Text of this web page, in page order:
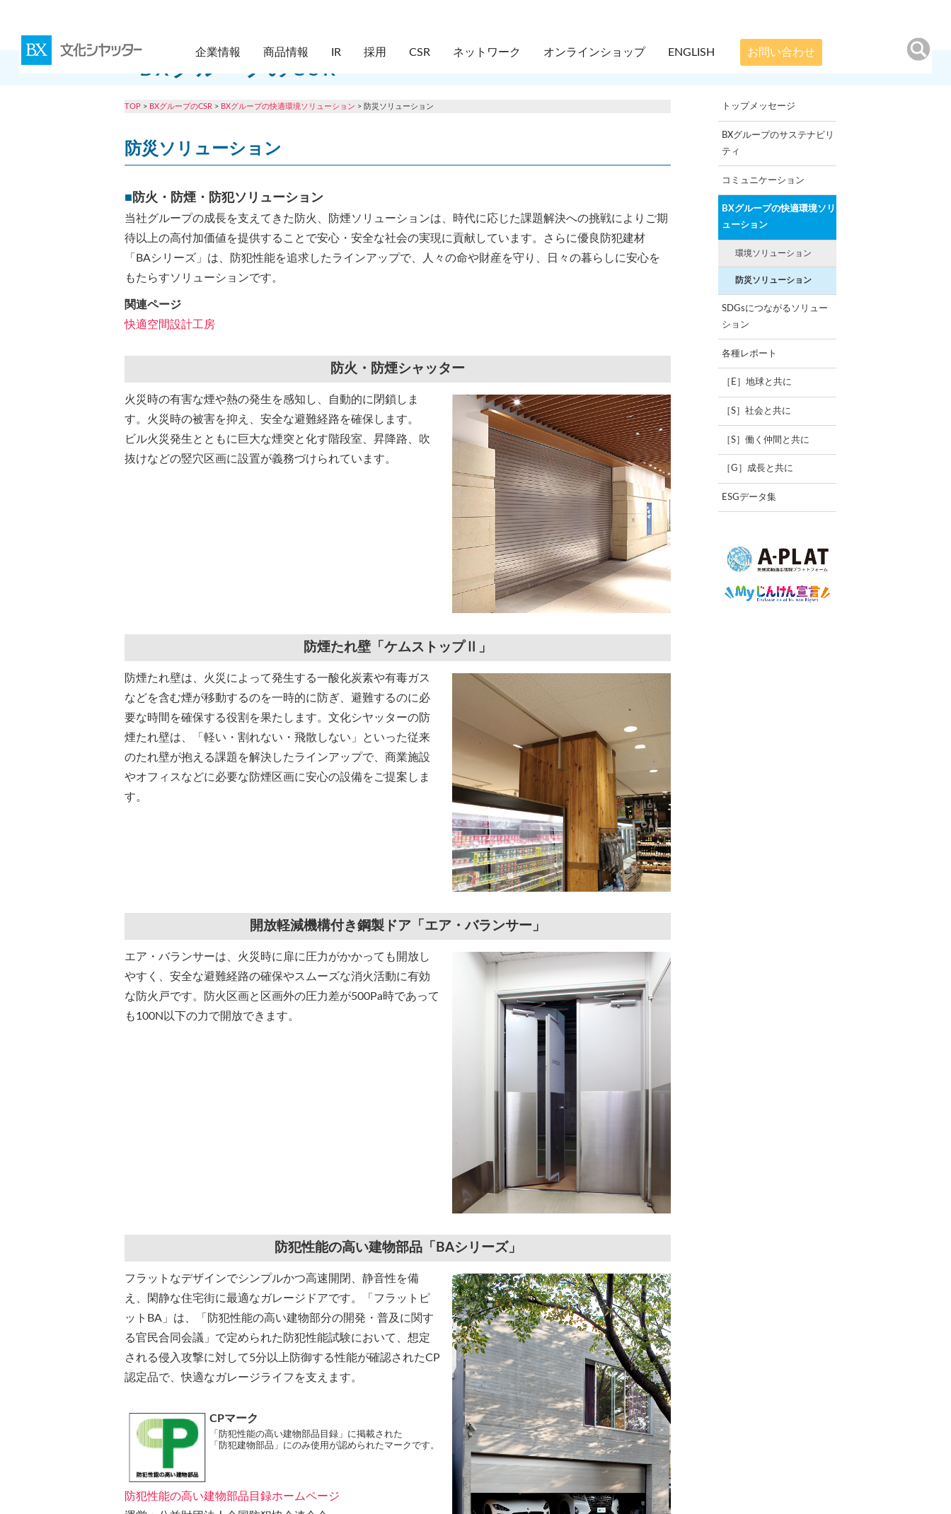
企業情報 商品情報 IR 採用 CSR ネットワーク オンラインショップ ENGLISH お問い合わせ
BXグループのCSR
TOP > BXグループのCSR > BXグループの快適環境ソリューション > 防災ソリューション
防災ソリューション
■ 防火・防煙・防犯ソリューション
当社グループの成長を支えてきた防火、防煙ソリューションは、時代に応じた課題解決への挑戦によりご期
待以上の高付加価値を提供することで安心・安全な社会の実現に貢献しています。さらに優良防犯建材
「BAシリーズ」は、防犯性能を追求したラインアップで、人々の命や財産を守り、日々の暮らしに安心を
もたらすソリューションです。
関連ページ
快適空間設計⼯房
防火・防煙シャッター
火災時の有害な煙や熱の発生を感知し、自動的に閉鎖しま
す。火災時の被害を抑え、安全な避難経路を確保します。
ビル火災発生とともに巨大な煙突と化す階段室、昇降路、吹
抜けなどの竪穴区画に設置が義務づけられています。
防煙たれ壁「ケムストップⅡ」
防煙たれ壁は、火災によって発生する一酸化炭素や有毒ガス
などを含む煙が移動するのを一時的に防ぎ、避難するのに必
要な時間を確保する役割を果たします。文化シヤッターの防
煙たれ壁は、「軽い・割れない・飛散しない」といった従来
のたれ壁が抱える課題を解決したラインアップで、商業施設
やオフィスなどに必要な防煙区画に安心の設備をご提案しま
す。
開放軽減機構付き鋼製ドア「エア・バランサー」
エア・バランサーは、火災時に扉に圧力がかかっても開放し
やすく、安全な避難経路の確保やスムーズな消火活動に有効
な防火戸です。防火区画と区画外の圧力差が500Pa時であって
も100N以下の力で開放できます。
防犯性能の高い建物部品「BAシリーズ」
フラットなデザインでシンプルかつ高速開閉、静音性を備
え、閑静な住宅街に最適なガレージドアです。「フラットピ
ットBA」は、「防犯性能の高い建物部分の開発・普及に関す
る官民合同会議」で定められた防犯性能試験において、想定
される侵入攻撃に対して5分以上防御する性能が確認されたCP
認定品で、快適なガレージライフを支えます。
CPマーク
「防犯性能の高い建物部品目録」に掲載された
「防犯建物部品」にのみ使用が認められたマークです。
防犯性能の高い建物部品目録ホームページ
トップメッセージ
BXグループのサステナビリ
ティ
コミュニケーション
BXグループの快適環境ソリ
ューション
環境ソリューション
防災ソリューション
SDGsにつながるソリュー
ション
各種レポート
［E］地球と共に
［S］社会と共に
［S］働く仲間と共に
［G］成長と共に
ESGデータ集